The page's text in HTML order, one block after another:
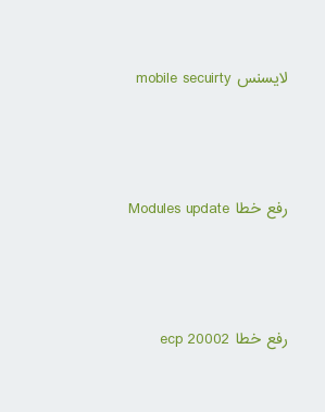
لایسنس mobile secuirty
رفع خطا Modules update
رفع خطا ecp 20002